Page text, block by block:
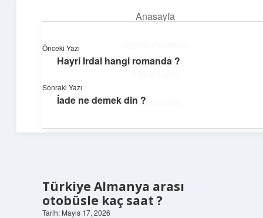
Anasayfa
Hakkımızda
Günlük Akış
Günlük yaşamdan küçük notlar ve kısa bilgiler.
Türkiye Almanya arası
otobüsle kaç saat ?
Tarih: Mayıs 17, 2026
Önceki Yazı
Hayri Irdal hangi romanda ?
Sonraki Yazı
İade ne demek din ?